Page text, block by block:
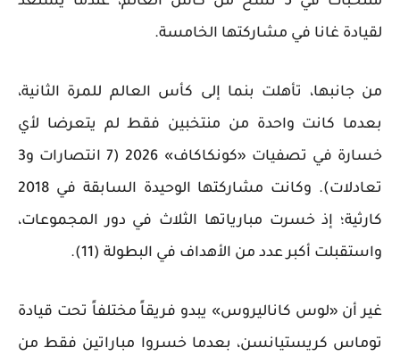
لقيادة غانا في مشاركتها الخامسة.
من جانبها، تأهلت بنما إلى كأس العالم للمرة الثانية،
بعدما كانت واحدة من منتخبين فقط لم يتعرضا لأي
خسارة في تصفيات «كونكاكاف» 2026 (7 انتصارات و3
تعادلات). وكانت مشاركتها الوحيدة السابقة في 2018
كارثية؛ إذ خسرت مبارياتها الثلاث في دور المجموعات،
واستقبلت أكبر عدد من الأهداف في البطولة (11).
غير أن «لوس كاناليروس» يبدو فريقاً مختلفاً تحت قيادة
توماس كريستيانسن، بعدما خسروا مباراتين فقط من